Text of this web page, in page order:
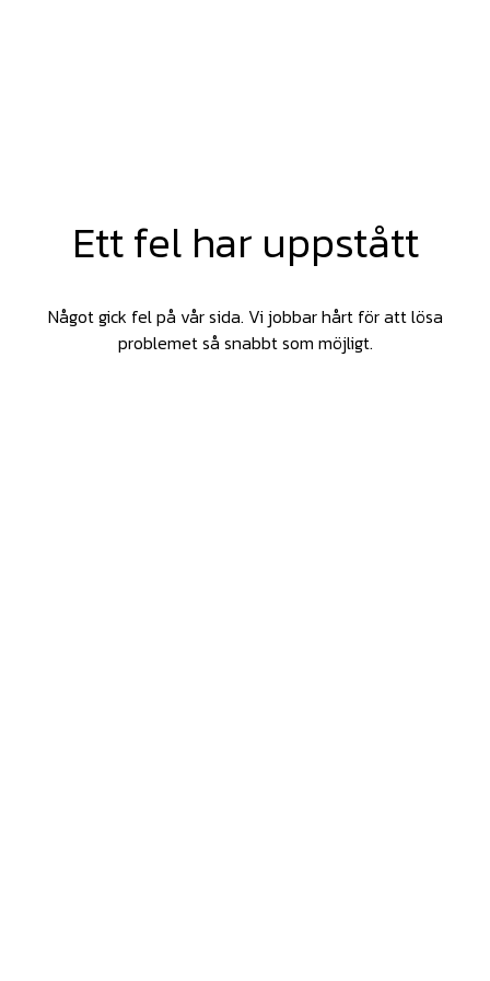
Ett fel har uppstått
Något gick fel på vår sida. Vi jobbar hårt för att lösa
problemet så snabbt som möjligt.